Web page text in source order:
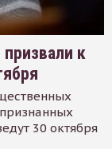
к
30 октября